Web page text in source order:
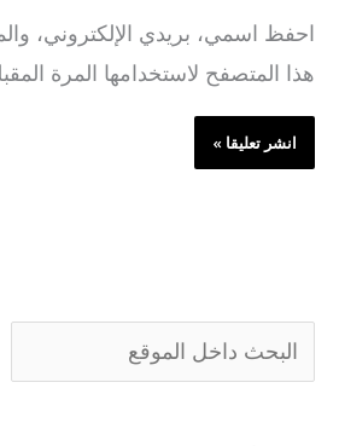
احفظ اسمي، بريدي الإلكتروني،
هذا المتصفح لاستخدامها المرة